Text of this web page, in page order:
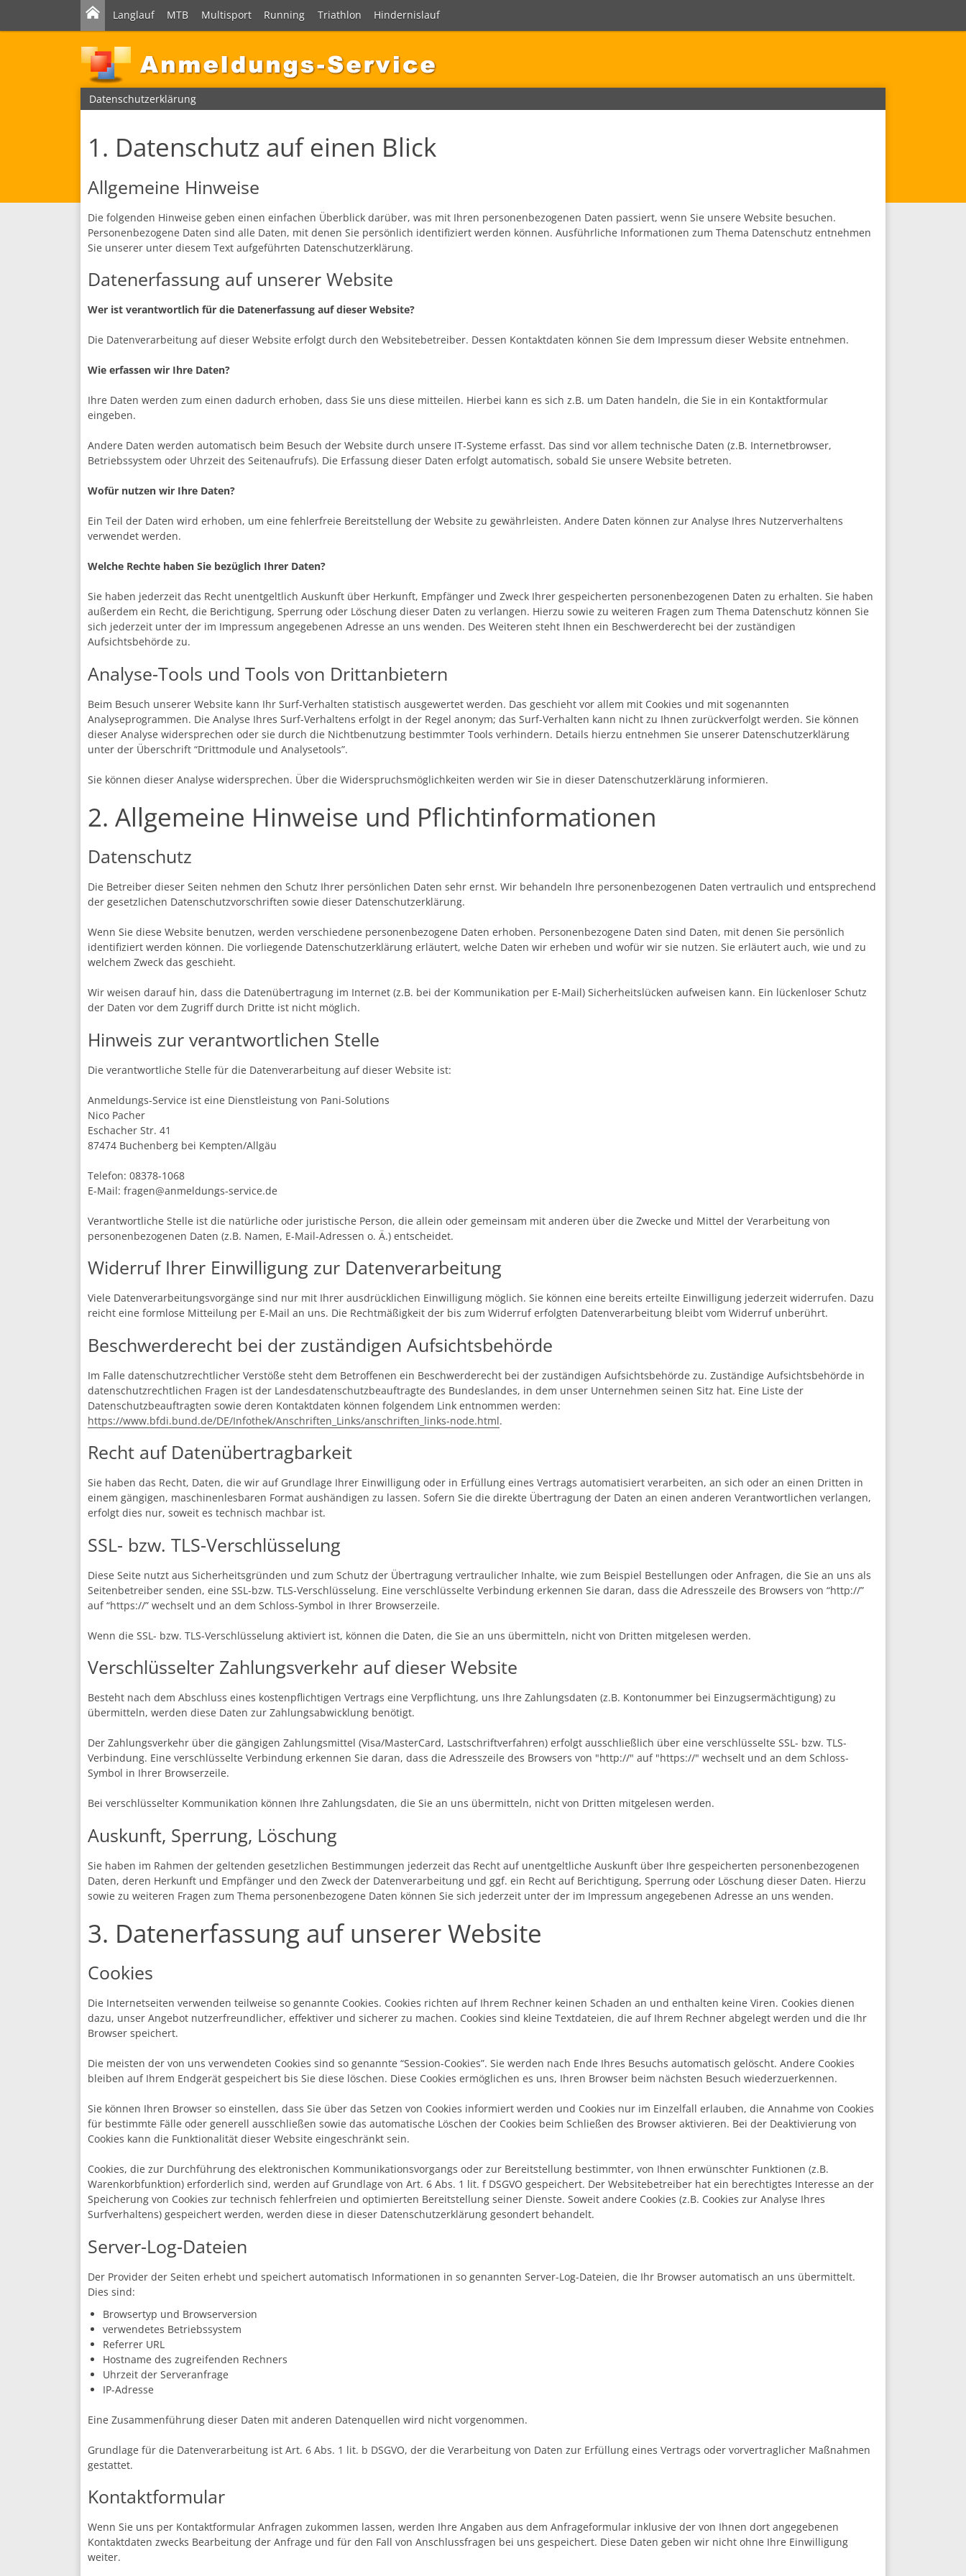
Langlauf MTB Multisport Running Triathlon Hindernislauf
Datenschutzerklärung
1. Datenschutz auf einen Blick
Allgemeine Hinweise
Die folgenden Hinweise geben einen einfachen Überblick darüber, was mit Ihren personenbezogenen Daten passiert, wenn Sie unsere Website besuchen.
Personenbezogene Daten sind alle Daten, mit denen Sie persönlich identifiziert werden können. Ausführliche Informationen zum Thema Datenschutz entnehmen
Sie unserer unter diesem Text aufgeführten Datenschutzerklärung.
Datenerfassung auf unserer Website
Wer ist verantwortlich für die Datenerfassung auf dieser Website?
Die Datenverarbeitung auf dieser Website erfolgt durch den Websitebetreiber. Dessen Kontaktdaten können Sie dem Impressum dieser Website entnehmen.
Wie erfassen wir Ihre Daten?
Ihre Daten werden zum einen dadurch erhoben, dass Sie uns diese mitteilen. Hierbei kann es sich z.B. um Daten handeln, die Sie in ein Kontaktformular
eingeben.
Andere Daten werden automatisch beim Besuch der Website durch unsere IT-Systeme erfasst. Das sind vor allem technische Daten (z.B. Internetbrowser,
Betriebssystem oder Uhrzeit des Seitenaufrufs). Die Erfassung dieser Daten erfolgt automatisch, sobald Sie unsere Website betreten.
Wofür nutzen wir Ihre Daten?
Ein Teil der Daten wird erhoben, um eine fehlerfreie Bereitstellung der Website zu gewährleisten. Andere Daten können zur Analyse Ihres Nutzerverhaltens
verwendet werden.
Welche Rechte haben Sie bezüglich Ihrer Daten?
Sie haben jederzeit das Recht unentgeltlich Auskunft über Herkunft, Empfänger und Zweck Ihrer gespeicherten personenbezogenen Daten zu erhalten. Sie haben
außerdem ein Recht, die Berichtigung, Sperrung oder Löschung dieser Daten zu verlangen. Hierzu sowie zu weiteren Fragen zum Thema Datenschutz können Sie
sich jederzeit unter der im Impressum angegebenen Adresse an uns wenden. Des Weiteren steht Ihnen ein Beschwerderecht bei der zuständigen
Aufsichtsbehörde zu.
Analyse-Tools und Tools von Drittanbietern
Beim Besuch unserer Website kann Ihr Surf-Verhalten statistisch ausgewertet werden. Das geschieht vor allem mit Cookies und mit sogenannten
Analyseprogrammen. Die Analyse Ihres Surf-Verhaltens erfolgt in der Regel anonym; das Surf-Verhalten kann nicht zu Ihnen zurückverfolgt werden. Sie können
dieser Analyse widersprechen oder sie durch die Nichtbenutzung bestimmter Tools verhindern. Details hierzu entnehmen Sie unserer Datenschutzerklärung
unter der Überschrift “Drittmodule und Analysetools”.
Sie können dieser Analyse widersprechen. Über die Widerspruchsmöglichkeiten werden wir Sie in dieser Datenschutzerklärung informieren.
2. Allgemeine Hinweise und Pflichtinformationen
Datenschutz
Die Betreiber dieser Seiten nehmen den Schutz Ihrer persönlichen Daten sehr ernst. Wir behandeln Ihre personenbezogenen Daten vertraulich und entsprechend
der gesetzlichen Datenschutzvorschriften sowie dieser Datenschutzerklärung.
Wenn Sie diese Website benutzen, werden verschiedene personenbezogene Daten erhoben. Personenbezogene Daten sind Daten, mit denen Sie persönlich
identifiziert werden können. Die vorliegende Datenschutzerklärung erläutert, welche Daten wir erheben und wofür wir sie nutzen. Sie erläutert auch, wie und zu
welchem Zweck das geschieht.
Wir weisen darauf hin, dass die Datenübertragung im Internet (z.B. bei der Kommunikation per E-Mail) Sicherheitslücken aufweisen kann. Ein lückenloser Schutz
der Daten vor dem Zugriff durch Dritte ist nicht möglich.
Hinweis zur verantwortlichen Stelle
Die verantwortliche Stelle für die Datenverarbeitung auf dieser Website ist:
Anmeldungs-Service ist eine Dienstleistung von Pani-Solutions
Nico Pacher
Eschacher Str. 41
87474 Buchenberg bei Kempten/Allgäu
Telefon: 08378-1068
E-Mail: fragen@anmeldungs-service.de
Verantwortliche Stelle ist die natürliche oder juristische Person, die allein oder gemeinsam mit anderen über die Zwecke und Mittel der Verarbeitung von
personenbezogenen Daten (z.B. Namen, E-Mail-Adressen o. Ä.) entscheidet.
Widerruf Ihrer Einwilligung zur Datenverarbeitung
Viele Datenverarbeitungsvorgänge sind nur mit Ihrer ausdrücklichen Einwilligung möglich. Sie können eine bereits erteilte Einwilligung jederzeit widerrufen. Dazu
reicht eine formlose Mitteilung per E-Mail an uns. Die Rechtmäßigkeit der bis zum Widerruf erfolgten Datenverarbeitung bleibt vom Widerruf unberührt.
Beschwerderecht bei der zuständigen Aufsichtsbehörde
Im Falle datenschutzrechtlicher Verstöße steht dem Betroffenen ein Beschwerderecht bei der zuständigen Aufsichtsbehörde zu. Zuständige Aufsichtsbehörde in
datenschutzrechtlichen Fragen ist der Landesdatenschutzbeauftragte des Bundeslandes, in dem unser Unternehmen seinen Sitz hat. Eine Liste der
Datenschutzbeauftragten sowie deren Kontaktdaten können folgendem Link entnommen werden:
https://www.bfdi.bund.de/DE/Infothek/Anschriften_Links/anschriften_links-node.html.
Recht auf Datenübertragbarkeit
Sie haben das Recht, Daten, die wir auf Grundlage Ihrer Einwilligung oder in Erfüllung eines Vertrags automatisiert verarbeiten, an sich oder an einen Dritten in
einem gängigen, maschinenlesbaren Format aushändigen zu lassen. Sofern Sie die direkte Übertragung der Daten an einen anderen Verantwortlichen verlangen,
erfolgt dies nur, soweit es technisch machbar ist.
SSL- bzw. TLS-Verschlüsselung
Diese Seite nutzt aus Sicherheitsgründen und zum Schutz der Übertragung vertraulicher Inhalte, wie zum Beispiel Bestellungen oder Anfragen, die Sie an uns als
Seitenbetreiber senden, eine SSL-bzw. TLS-Verschlüsselung. Eine verschlüsselte Verbindung erkennen Sie daran, dass die Adresszeile des Browsers von “http://”
auf “https://” wechselt und an dem Schloss-Symbol in Ihrer Browserzeile.
Wenn die SSL- bzw. TLS-Verschlüsselung aktiviert ist, können die Daten, die Sie an uns übermitteln, nicht von Dritten mitgelesen werden.
Verschlüsselter Zahlungsverkehr auf dieser Website
Besteht nach dem Abschluss eines kostenpflichtigen Vertrags eine Verpflichtung, uns Ihre Zahlungsdaten (z.B. Kontonummer bei Einzugsermächtigung) zu
übermitteln, werden diese Daten zur Zahlungsabwicklung benötigt.
Der Zahlungsverkehr über die gängigen Zahlungsmittel (Visa/MasterCard, Lastschriftverfahren) erfolgt ausschließlich über eine verschlüsselte SSL- bzw. TLS-
Verbindung. Eine verschlüsselte Verbindung erkennen Sie daran, dass die Adresszeile des Browsers von "http://" auf "https://" wechselt und an dem Schloss-
Symbol in Ihrer Browserzeile.
Bei verschlüsselter Kommunikation können Ihre Zahlungsdaten, die Sie an uns übermitteln, nicht von Dritten mitgelesen werden.
Auskunft, Sperrung, Löschung
Sie haben im Rahmen der geltenden gesetzlichen Bestimmungen jederzeit das Recht auf unentgeltliche Auskunft über Ihre gespeicherten personenbezogenen
Daten, deren Herkunft und Empfänger und den Zweck der Datenverarbeitung und ggf. ein Recht auf Berichtigung, Sperrung oder Löschung dieser Daten. Hierzu
sowie zu weiteren Fragen zum Thema personenbezogene Daten können Sie sich jederzeit unter der im Impressum angegebenen Adresse an uns wenden.
3. Datenerfassung auf unserer Website
Cookies
Die Internetseiten verwenden teilweise so genannte Cookies. Cookies richten auf Ihrem Rechner keinen Schaden an und enthalten keine Viren. Cookies dienen
dazu, unser Angebot nutzerfreundlicher, effektiver und sicherer zu machen. Cookies sind kleine Textdateien, die auf Ihrem Rechner abgelegt werden und die Ihr
Browser speichert.
Die meisten der von uns verwendeten Cookies sind so genannte “Session-Cookies”. Sie werden nach Ende Ihres Besuchs automatisch gelöscht. Andere Cookies
bleiben auf Ihrem Endgerät gespeichert bis Sie diese löschen. Diese Cookies ermöglichen es uns, Ihren Browser beim nächsten Besuch wiederzuerkennen.
Sie können Ihren Browser so einstellen, dass Sie über das Setzen von Cookies informiert werden und Cookies nur im Einzelfall erlauben, die Annahme von Cookies
für bestimmte Fälle oder generell ausschließen sowie das automatische Löschen der Cookies beim Schließen des Browser aktivieren. Bei der Deaktivierung von
Cookies kann die Funktionalität dieser Website eingeschränkt sein.
Cookies, die zur Durchführung des elektronischen Kommunikationsvorgangs oder zur Bereitstellung bestimmter, von Ihnen erwünschter Funktionen (z.B.
Warenkorbfunktion) erforderlich sind, werden auf Grundlage von Art. 6 Abs. 1 lit. f DSGVO gespeichert. Der Websitebetreiber hat ein berechtigtes Interesse an der
Speicherung von Cookies zur technisch fehlerfreien und optimierten Bereitstellung seiner Dienste. Soweit andere Cookies (z.B. Cookies zur Analyse Ihres
Surfverhaltens) gespeichert werden, werden diese in dieser Datenschutzerklärung gesondert behandelt.
Server-Log-Dateien
Der Provider der Seiten erhebt und speichert automatisch Informationen in so genannten Server-Log-Dateien, die Ihr Browser automatisch an uns übermittelt.
Dies sind:
Browsertyp und Browserversion
verwendetes Betriebssystem
Referrer URL
Hostname des zugreifenden Rechners
Uhrzeit der Serveranfrage
IP-Adresse
Eine Zusammenführung dieser Daten mit anderen Datenquellen wird nicht vorgenommen.
Grundlage für die Datenverarbeitung ist Art. 6 Abs. 1 lit. b DSGVO, der die Verarbeitung von Daten zur Erfüllung eines Vertrags oder vorvertraglicher Maßnahmen
gestattet.
Kontaktformular
Wenn Sie uns per Kontaktformular Anfragen zukommen lassen, werden Ihre Angaben aus dem Anfrageformular inklusive der von Ihnen dort angegebenen
Kontaktdaten zwecks Bearbeitung der Anfrage und für den Fall von Anschlussfragen bei uns gespeichert. Diese Daten geben wir nicht ohne Ihre Einwilligung
weiter.